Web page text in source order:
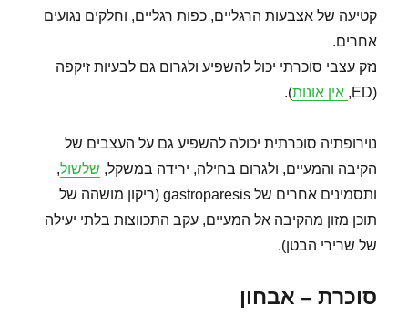
קטיעה של אצבעות הרגליים, כפות רגליים, וחלקים נגועים
אחרים.
נזק עצבי סוכרתי יכול להשפיע ולגרום גם לבעיות זיקפה
(ED,
אין אונות).
נוירופתיה סוכרתית יכולה להשפיע גם על העצבים של
הקיבה והמעיים, ולגרום בחילה, ירידה במשקל, שלשול,
ותסמינים אחרים של gastroparesis (ריקון מושהה של
תוכן מזון מהקיבה אל המעיים, עקב התכווצות בלתי יעילה
של שרירי הבטן).
סוכרת – אבחון